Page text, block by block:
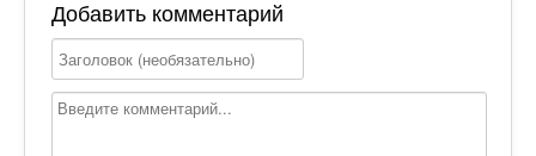
Добавить комментарий